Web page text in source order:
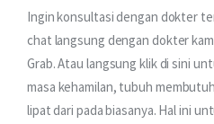
Ingin konsultasi dengan dokter
chat langsung dengan dokter
Grab. Atau langsung klik di sini
masa kehamilan, tubuh
lipat dari pada biasanya. Hal ini